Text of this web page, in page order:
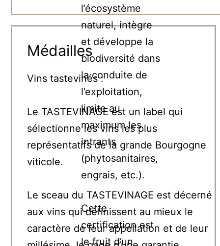
l’écosystème
naturel, intègre
et développe la
biodiversité dans
la conduite de
l’exploitation,
limite au
maximum les
intrants
(phytosanitaires,
engrais, etc.).
Cette
certification est
le fruit d’un
Médailles
Vins tastevinés :
Le TASTEVINAGE est un label qui
sélectionne les vins les plus
représentatifs de la grande Bourgogne
viticole.
Le sceau du TASTEVINAGE est décerné
aux vins qui définissent au mieux le
caractère de leur appellation et de leur